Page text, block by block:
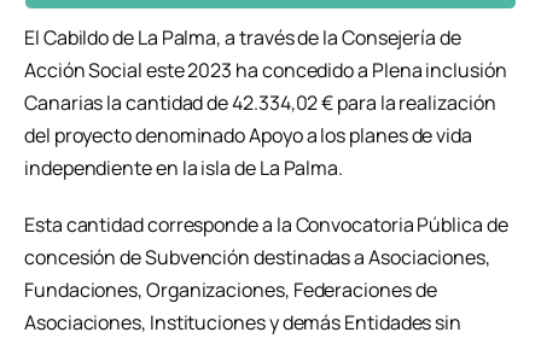
El Cabildo de La Palma, a través de la Consejería de
Acción Social este 2023 ha concedido a Plena inclusión
Canarias la cantidad de 42.334,02 € para la realización
del proyecto denominado Apoyo a los planes de vida
independiente en la isla de La Palma.
Esta cantidad corresponde a la Convocatoria Pública de
concesión de Subvención destinadas a Asociaciones,
Fundaciones, Organizaciones, Federaciones de
Asociaciones, Instituciones y demás Entidades sin